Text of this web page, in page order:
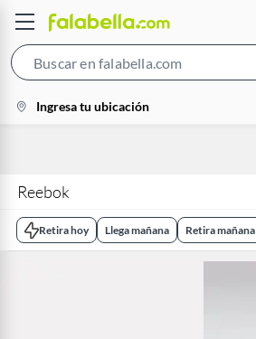
Bar
location-
icon
Ingresa tu ubicación
Reebok
Retira hoy Llega mañana Retira mañana